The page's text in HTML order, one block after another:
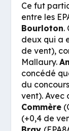
Ce fut
entre les
Bourloton.
deux qui a
de vent),
Mallaury.
concédé
du
vent). Avec
Commère
(+0,4 de